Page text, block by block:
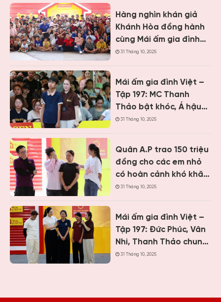
Hàng nghìn khán giả
Khánh Hòa đồng hành
cùng Mái ấm gia đình
Việt, trao hơn 9 tỷ
31 Tháng 10, 2025
Mái ấm gia đình Việt –
Tập 197: MC Thanh
Thảo bật khóc, Á hậu
Vân Nhi và ca sĩ Nguyễn
chăm mẹ bệnh tâm
thần
31 Tháng 10, 2025
Quân A.P trao 150 triệu
đồng cho các em nhỏ
có hoàn cảnh khó khăn
khi ghi hình “Mái ấm gia
31 Tháng 10, 2025
Mái ấm gia đình Việt –
Tập 197: Đức Phúc, Vân
Nhi, Thanh Thảo chung
tay giúp hai cô bé có
31 Tháng 10, 2025